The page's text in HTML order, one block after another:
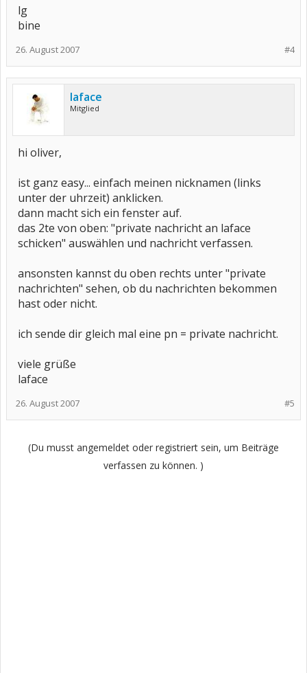
lg
bine
#4
26. August 2007
laface
Mitglied
hi oliver,
ist ganz easy... einfach meinen nicknamen (links
unter der uhrzeit) anklicken.
dann macht sich ein fenster auf.
das 2te von oben: "private nachricht an laface
schicken" auswählen und nachricht verfassen.
ansonsten kannst du oben rechts unter "private
nachrichten" sehen, ob du nachrichten bekommen
hast oder nicht.
ich sende dir gleich mal eine pn = private nachricht.
viele grüße
laface
#5
26. August 2007
(Du musst angemeldet oder registriert sein, um Beiträge
verfassen zu können. )